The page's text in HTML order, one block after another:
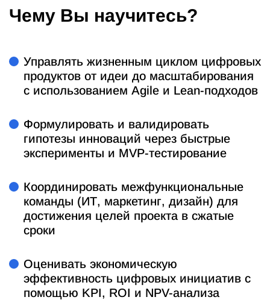
Чему Вы научитесь?
Управлять жизненным циклом цифровых
продуктов от идеи до масштабирования
с использованием Agile и Lean-подходов
Формулировать и валидировать
гипотезы инноваций через быстрые
эксперименты и MVP-тестирование
Координировать межфункциональные
команды (ИТ, маркетинг, дизайн) для
достижения целей проекта в сжатые
сроки
Оценивать экономическую
эффективность цифровых инициатив с
помощью KPI, ROI и NPV-анализа